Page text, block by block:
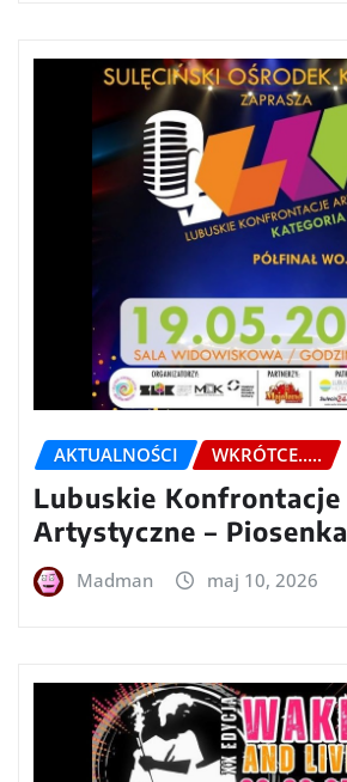
AKTUALNOŚCI WKRÓTCE.....
Lubuskie Konfrontacje
Artystyczne – Piosenka
Madman maj 10, 2026